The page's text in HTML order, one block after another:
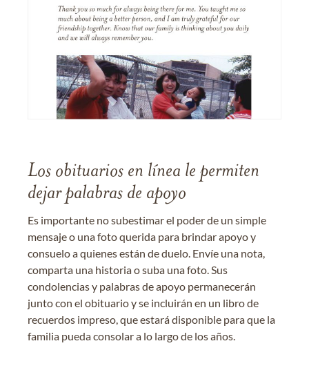
Los obituarios en línea le permiten
dejar palabras de apoyo
Es importante no subestimar el poder de un simple
mensaje o una foto querida para brindar apoyo y
consuelo a quienes están de duelo. Envíe una nota,
comparta una historia o suba una foto. Sus
condolencias y palabras de apoyo permanecerán
junto con el obituario y se incluirán en un libro de
recuerdos impreso, que estará disponible para que la
familia pueda consolar a lo largo de los años.